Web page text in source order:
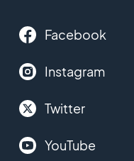
Facebook
Instagram
Twitter
YouTube